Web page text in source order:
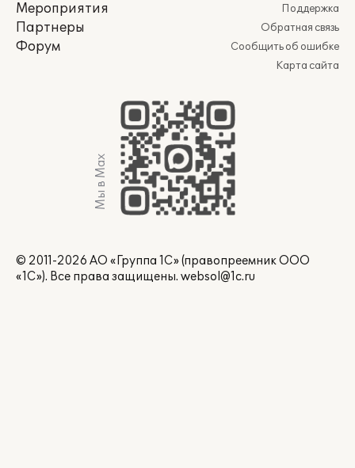
Мероприятия
Партнеры
Форум
Поддержка
Обратная связь
Сообщить об ошибке
Карта сайта
Мы в Max
© 2011-2026 АО «Группа 1С» (правопреемник ООО
«1С»). Все права защищены. websol@1c.ru